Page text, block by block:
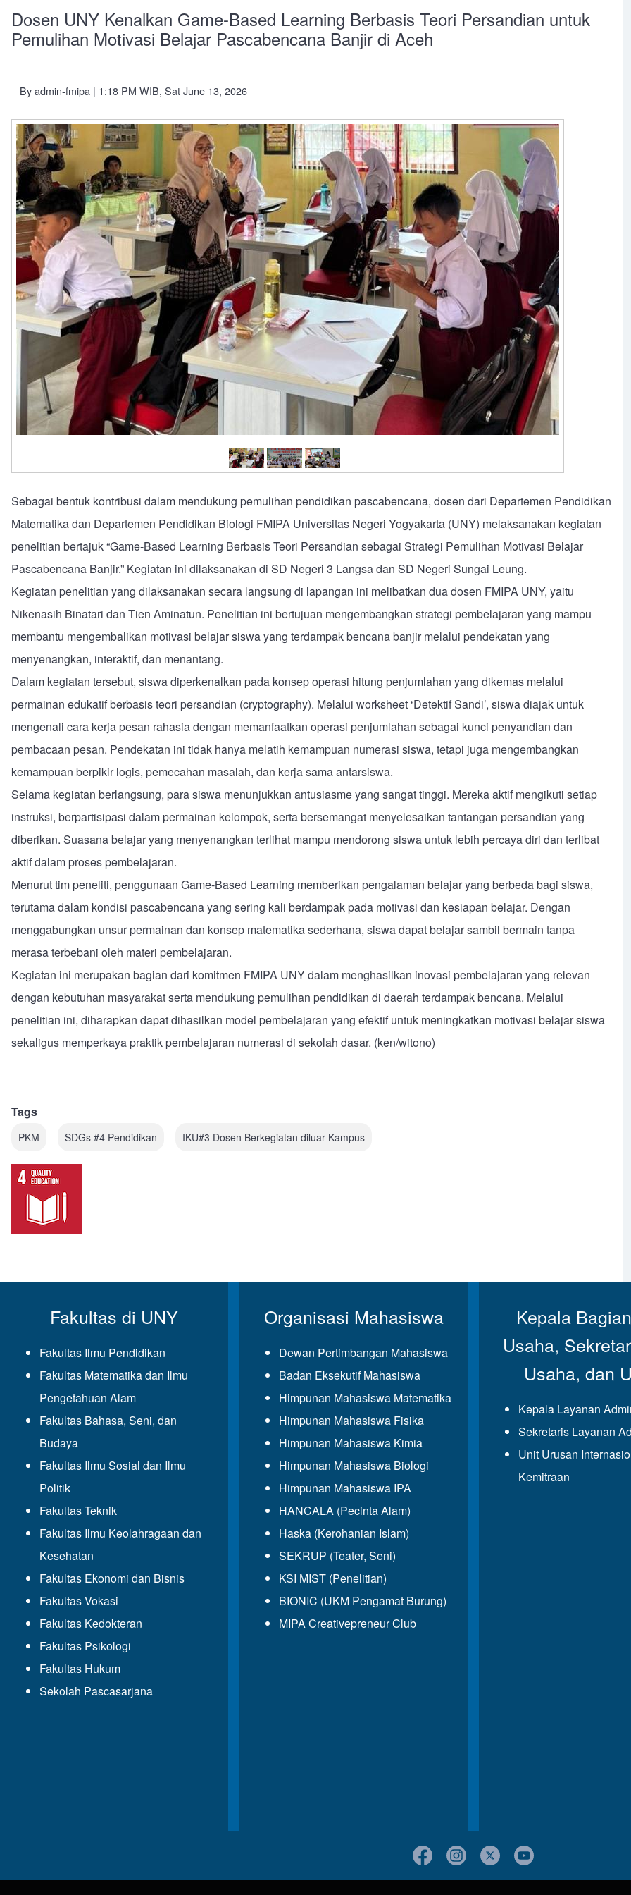
Dosen UNY Kenalkan Game-Based Learning Berbasis Teori Persandian untuk
Pemulihan Motivasi Belajar Pascabencana Banjir di Aceh
Byadmin-fmipa | 1:18 PM WIB, Sat June 13, 2026
Sebagai bentuk kontribusi dalam mendukung pemulihan pendidikan pascabencana, dosen dari Departemen Pendidikan
Matematika dan Departemen Pendidikan Biologi FMIPA Universitas Negeri Yogyakarta (UNY) melaksanakan kegiatan
penelitian bertajuk “Game-Based Learning Berbasis Teori Persandian sebagai Strategi Pemulihan Motivasi Belajar
Pascabencana Banjir.” Kegiatan ini dilaksanakan di SD Negeri 3 Langsa dan SD Negeri Sungai Leung.
Kegiatan penelitian yang dilaksanakan secara langsung di lapangan ini melibatkan dua dosen FMIPA UNY, yaitu
Nikenasih Binatari dan Tien Aminatun. Penelitian ini bertujuan mengembangkan strategi pembelajaran yang mampu
membantu mengembalikan motivasi belajar siswa yang terdampak bencana banjir melalui pendekatan yang
menyenangkan, interaktif, dan menantang.
Dalam kegiatan tersebut, siswa diperkenalkan pada konsep operasi hitung penjumlahan yang dikemas melalui
permainan edukatif berbasis teori persandian (cryptography). Melalui worksheet ‘Detektif Sandi’, siswa diajak untuk
mengenali cara kerja pesan rahasia dengan memanfaatkan operasi penjumlahan sebagai kunci penyandian dan
pembacaan pesan. Pendekatan ini tidak hanya melatih kemampuan numerasi siswa, tetapi juga mengembangkan
kemampuan berpikir logis, pemecahan masalah, dan kerja sama antarsiswa.
Selama kegiatan berlangsung, para siswa menunjukkan antusiasme yang sangat tinggi. Mereka aktif mengikuti setiap
instruksi, berpartisipasi dalam permainan kelompok, serta bersemangat menyelesaikan tantangan persandian yang
diberikan. Suasana belajar yang menyenangkan terlihat mampu mendorong siswa untuk lebih percaya diri dan terlibat
aktif dalam proses pembelajaran.
Menurut tim peneliti, penggunaan Game-Based Learning memberikan pengalaman belajar yang berbeda bagi siswa,
terutama dalam kondisi pascabencana yang sering kali berdampak pada motivasi dan kesiapan belajar. Dengan
menggabungkan unsur permainan dan konsep matematika sederhana, siswa dapat belajar sambil bermain tanpa
merasa terbebani oleh materi pembelajaran.
Kegiatan ini merupakan bagian dari komitmen FMIPA UNY dalam menghasilkan inovasi pembelajaran yang relevan
dengan kebutuhan masyarakat serta mendukung pemulihan pendidikan di daerah terdampak bencana. Melalui
penelitian ini, diharapkan dapat dihasilkan model pembelajaran yang efektif untuk meningkatkan motivasi belajar siswa
sekaligus memperkaya praktik pembelajaran numerasi di sekolah dasar. (ken/witono)
Tags
PKM SDGs #4 Pendidikan IKU#3 Dosen Berkegiatan diluar Kampus
Fakultas di UNY
Fakultas Ilmu Pendidikan
Fakultas Matematika dan Ilmu
Pengetahuan Alam
Fakultas Bahasa, Seni, dan
Budaya
Fakultas Ilmu Sosial dan Ilmu
Politik
Fakultas Teknik
Fakultas Ilmu Keolahragaan dan
Kesehatan
Fakultas Ekonomi dan Bisnis
Fakultas Vokasi
Fakultas Kedokteran
Fakultas Psikologi
Fakultas Hukum
Sekolah Pascasarjana
Organisasi Mahasiswa
Dewan Pertimbangan Mahasiswa
Badan Eksekutif Mahasiswa
Himpunan Mahasiswa Matematika
Himpunan Mahasiswa Fisika
Himpunan Mahasiswa Kimia
Himpunan Mahasiswa Biologi
Himpunan Mahasiswa IPA
HANCALA (Pecinta Alam)
Haska (Kerohanian Islam)
SEKRUP (Teater, Seni)
KSI MIST (Penelitian)
BIONIC (UKM Pengamat Burung)
MIPA Creativepreneur Club
Kepala
Usaha,
Usaha, dan
Kepala Layanan
Sekretaris Layanan
Unit Urusan
Kemitraan